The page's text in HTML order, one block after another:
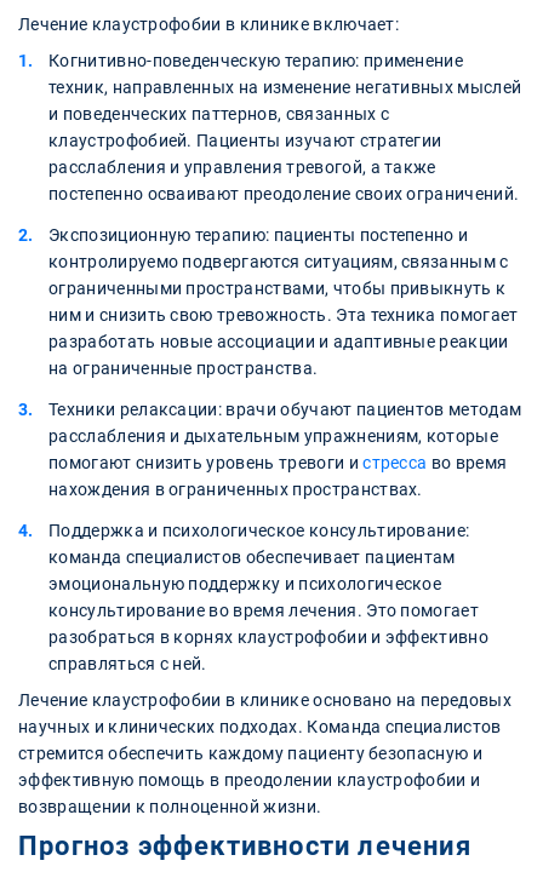
Лечение клаустрофобии в клинике включает:
Когнитивно-поведенческую терапию: применение
техник, направленных на изменение негативных мыслей
и поведенческих паттернов, связанных с
клаустрофобией. Пациенты изучают стратегии
расслабления и управления тревогой, а также
постепенно осваивают преодоление своих ограничений.
Экспозиционную терапию: пациенты постепенно и
контролируемо подвергаются ситуациям, связанным с
ограниченными пространствами, чтобы привыкнуть к
ним и снизить свою тревожность. Эта техника помогает
разработать новые ассоциации и адаптивные реакции
на ограниченные пространства.
Техники релаксации: врачи обучают пациентов методам
расслабления и дыхательным упражнениям, которые
помогают снизить уровень тревоги истресса во время
нахождения в ограниченных пространствах.
Поддержка и психологическое консультирование:
команда специалистов обеспечивает пациентам
эмоциональную поддержку и психологическое
консультирование во время лечения. Это помогает
разобраться в корнях клаустрофобии и эффективно
справляться с ней.
Лечение клаустрофобии в клинике основано на передовых
научных и клинических подходах. Команда специалистов
стремится обеспечить каждому пациенту безопасную и
эффективную помощь в преодолении клаустрофобии и
возвращении к полноценной жизни.
Прогноз эффективности лечения